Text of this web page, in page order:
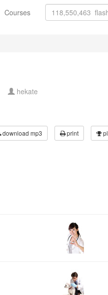
Courses
hekate
download mp3 print